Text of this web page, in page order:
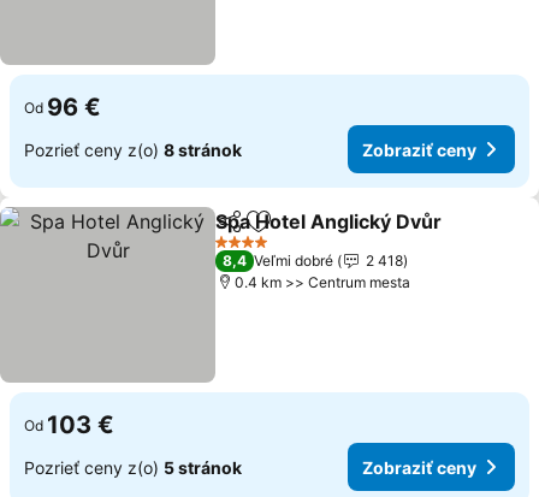
Od 96 €
Pozrieť ceny z(o) 8 stránok Zobraziť ceny
ZdieľaťPridať do obľúbených
Spa Hotel Anglický Dvůr
4 Počet hviezdičiek
8,4 Veľmi dobré
2 418
0.4 km >> Centrum mesta
Od 103 €
Pozrieť ceny z(o) 5 stránok Zobraziť ceny